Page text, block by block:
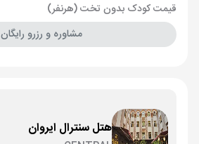
قیمت کودک بدون تخت (هرنفر)
مشاوره و رزرو رایگان
هتل سنترال ایروان